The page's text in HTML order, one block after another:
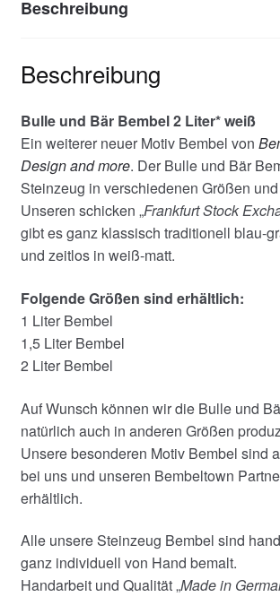
Beschreibung
Beschreibung
Bulle und Bär Bembel 2 Liter* weiß
Ein weiterer neuer Motiv Bembel von
Design and more. Der Bulle und Bär
Steinzeug in verschiedenen Größen
Unseren schicken „Frankfurt Stock
gibt es ganz klassisch traditionell blau-
und zeitlos in weiß-matt.
Folgende Größen sind erhältlich:
1 Liter Bembel
1,5 Liter Bembel
2 Liter Bembel
Auf Wunsch können wir die Bulle und
natürlich auch in anderen Größen
Unsere besonderen Motiv Bembel sind
bei uns und unseren Bembeltown
erhältlich.
Alle unsere Steinzeug Bembel sind
ganz individuell von Hand bemalt.
Handarbeit und Qualität „Made in